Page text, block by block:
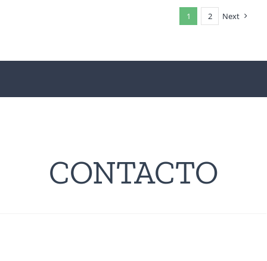
1 2 Next
CONTACTO